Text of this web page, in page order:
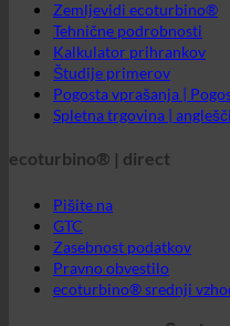
ecoturbino® | direct
Pišite na
GTC
Zasebnost podatkov
Pravno obvestilo
© 2026 ecoturbino® |
+43
INFORMACIJE